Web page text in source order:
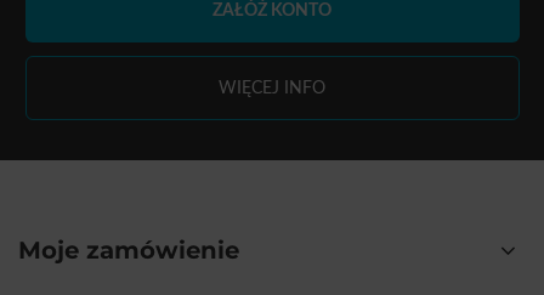
ZAŁÓŻ KONTO
WIĘCEJ INFO
Moje zamówienie